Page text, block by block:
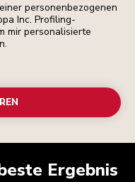
personenbezogenen
Inc. Profiling-
mir personalisierte
Ergebnis